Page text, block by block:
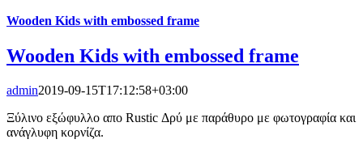
Wooden Kids with embossed frame
Wooden Kids with embossed frame
admin2019-09-15T17:12:58+03:00
Ξύλινο εξώφυλλο απο Rustic Δρύ με παράθυρο με φωτογραφία και
ανάγλυφη κορνίζα.